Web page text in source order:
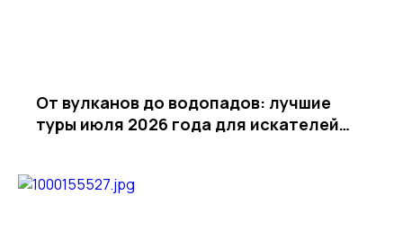
От вулканов до водопадов: лучшие
туры июля 2026 года для искателей